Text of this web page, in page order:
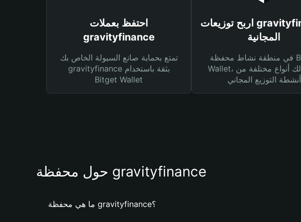
احتفظ بعملات
gravityfinance
تمتع بحماية صانع السيولة الخاص بك
gravityfinance بثقة باستخدام
Bitget Wallet
اربح توزيعات gravityfinance
المجانية
في منطقة نشاط محفظة Bitget
Wallet، وفرنا لك أنواع مختلفة من
أنشطة التوزيع المجاني
حول محفظة gravityfinance
ما هي محفظة gravityfinance؟